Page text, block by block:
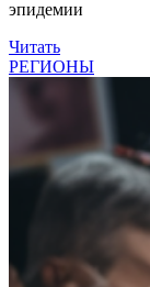
эпидемии
Читать
РЕГИОНЫ